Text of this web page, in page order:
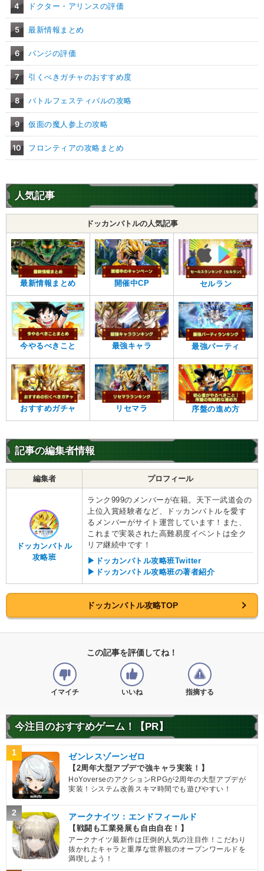
4 ドクター・アリンスの評価
5 最新情報まとめ
6 パンジの評価
7 引くべきガチャのおすすめ度
8 バトルフェスティバルの攻略
9 仮面の魔人参上の攻略
10 フロンティアの攻略まとめ
人気記事
ドッカンバトルの人気記事
最新情報まとめ 開催中CP セルラン
今やるべきこと 最強キャラ 最強パーティ
おすすめガチャ リセマラ 序盤の進め方
記事の編集者情報
編集者 プロフィール
ドッカンバトル
攻略班
ランク999のメンバーが在籍。天下一武道会の
上位入賞経験者など、ドッカンバトルを愛す
るメンバーがサイト運営しています！また、
これまで実装された高難易度イベントは全ク
リア継続中です！
▶ドッカンバトル攻略班Twitter
▶ドッカンバトル攻略班の著者紹介
ドッカンバトル攻略TOP
この記事を評価してね！
イマイチ いいね 指摘する
今注目のおすすめゲーム！【PR】
1 ゼンレスゾーンゼロ
【2周年大型アプデで強キャラ実装！】
HoYoverseのアクションRPGが2周年の大型アプデが
実装！システム改善スキマ時間でも遊びやすい！
2 アークナイツ：エンドフィールド
【戦闘も工業発展も自由自在！】
アークナイツ最新作は圧倒的人気の注目作！こだわり
抜かれたキャラと重厚な世界観のオープンワールドを
満喫しよう！